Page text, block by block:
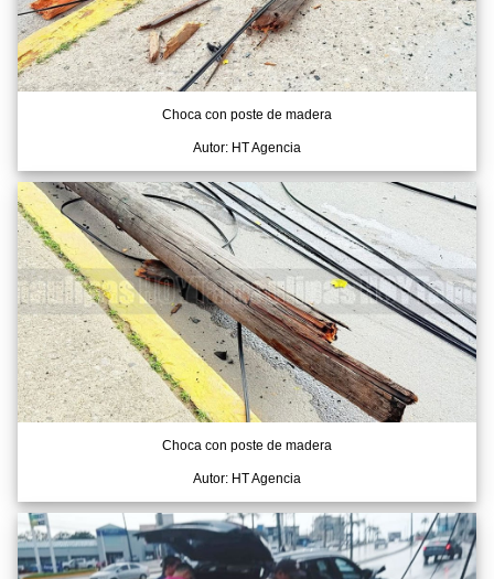
Choca con poste de madera
Autor: HT Agencia
Choca con poste de madera
Autor: HT Agencia